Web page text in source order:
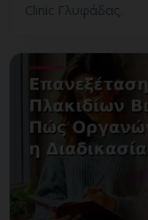
Clinic Γλυφάδας.